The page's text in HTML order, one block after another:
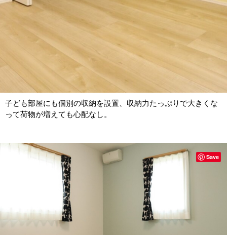
子ども部屋にも個別の収納を設置、収納力たっぷりで大きくな
って荷物が増えても心配なし。
Save